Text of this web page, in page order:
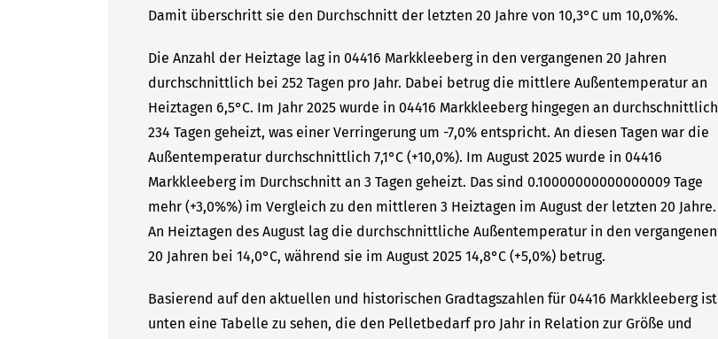
Damit überschritt sie den Durchschnitt der letzten 20 Jahre von 10,3°C um 10,0%%.
Die Anzahl der Heiztage lag in 04416 Markkleeberg in den vergangenen 20 Jahren
durchschnittlich bei 252 Tagen pro Jahr. Dabei betrug die mittlere Außentemperatur an
Heiztagen 6,5°C. Im Jahr 2025 wurde in 04416 Markkleeberg hingegen an durchschnittlich
234 Tagen geheizt, was einer Verringerung um -7,0% entspricht. An diesen Tagen war die
Außentemperatur durchschnittlich 7,1°C (+10,0%). Im August 2025 wurde in 04416
Markkleeberg im Durchschnitt an 3 Tagen geheizt. Das sind 0.10000000000000009 Tage
mehr (+3,0%%) im Vergleich zu den mittleren 3 Heiztagen im August der letzten 20 Jahre.
An Heiztagen des August lag die durchschnittliche Außentemperatur in den vergangenen
20 Jahren bei 14,0°C, während sie im August 2025 14,8°C (+5,0%) betrug.
Basierend auf den aktuellen und historischen Gradtagszahlen für 04416 Markkleeberg ist
unten eine Tabelle zu sehen, die den Pelletbedarf pro Jahr in Relation zur Größe und